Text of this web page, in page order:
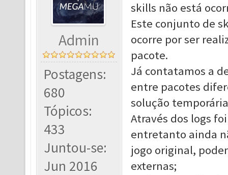
Admin
Postagens:
680
Tópicos:
433
Juntou-se:
Jun 2016
skills não está
Este conjunto de
ocorre por ser
pacote.
Já contatamos a
entre pacotes
solução
Através dos logs
entretanto ainda
jogo original,
externas;